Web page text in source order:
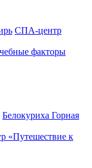
СПА-центр
факторы
Белокуриха Горная
«Путешествие к